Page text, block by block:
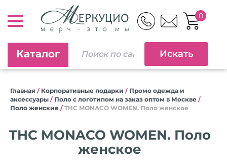
0
Каталог
Главная / Корпоративные подарки / Промо одежда и
аксессуары / Поло с логотипом на заказ оптом в Москве /
Поло женские / THC MONACO WOMEN. Поло женское
THC MONACO WOMEN. Поло
женское